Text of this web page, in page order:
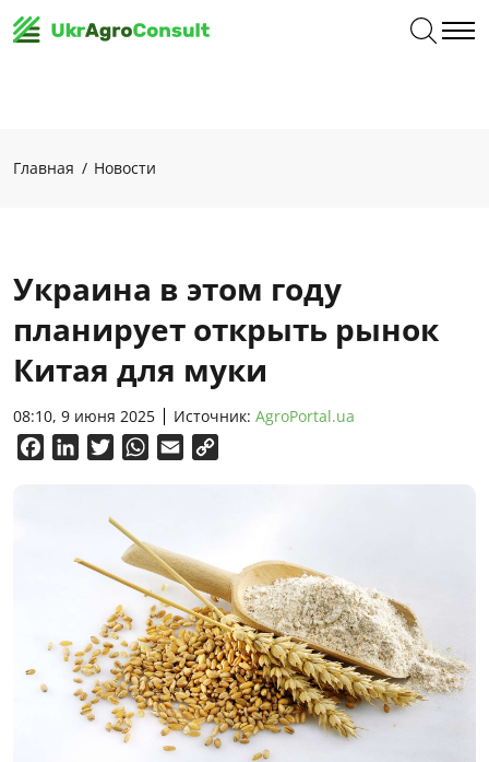
Главная Новости
Украина в этом году
планирует открыть рынок
Китая для муки
08:10, 9 июня 2025 Источник: AgroPortal.ua
FacebookLinkedInTwitterWhatsApp
Email